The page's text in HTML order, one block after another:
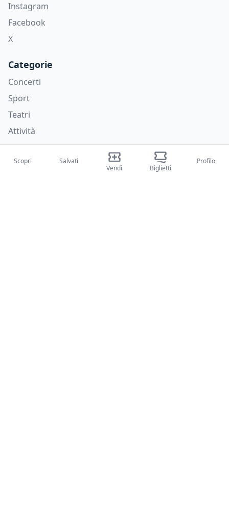
Instagram
Facebook
X
Categorie
Concerti
Sport
Teatri
Attività
Chi siamo
Scopri
Salvati
Vendi
Biglietti
Profilo